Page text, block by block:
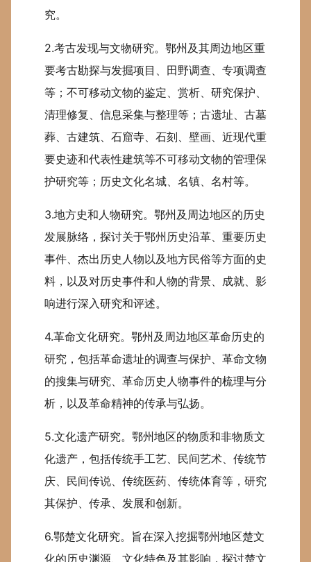
究。
2.考古发现与文物研究。鄂州及其周边地区重
要考古勘探与发掘项目、田野调查、专项调查
等；不可移动文物的鉴定、赏析、研究保护、
清理修复、信息采集与整理等；古遗址、古墓
葬、古建筑、石窟寺、石刻、壁画、近现代重
要史迹和代表性建筑等不可移动文物的管理保
护研究等；历史文化名城、名镇、名村等。
3.地方史和人物研究。鄂州及周边地区的历史
发展脉络，探讨关于鄂州历史沿革、重要历史
事件、杰出历史人物以及地方民俗等方面的史
料，以及对历史事件和人物的背景、成就、影
响进行深入研究和评述。
4.革命文化研究。鄂州及周边地区革命历史的
研究，包括革命遗址的调查与保护、革命文物
的搜集与研究、革命历史人物事件的梳理与分
析，以及革命精神的传承与弘扬。
5.文化遗产研究。鄂州地区的物质和非物质文
化遗产，包括传统手工艺、民间艺术、传统节
庆、民间传说、传统医药、传统体育等，研究
其保护、传承、发展和创新。
6.鄂楚文化研究。旨在深入挖掘鄂州地区楚文
化的历史渊源、文化特色及其影响，探讨楚文